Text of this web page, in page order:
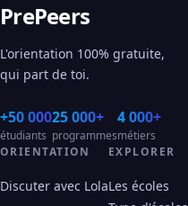
PrePeers
L'orientation 100% gratuite,
qui part de toi.
+50 000
étudiants
25 000+
programmes
4 000+
métiers
ORIENTATION
Discuter avec Lola
EXPLORER
Les écoles